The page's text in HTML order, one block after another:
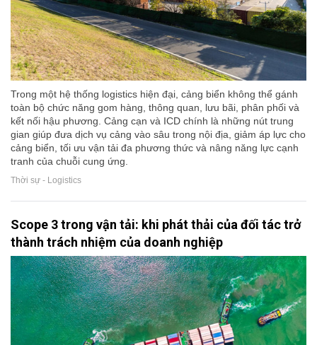
Trong một hệ thống logistics hiện đại, cảng biển không thể gánh
toàn bộ chức năng gom hàng, thông quan, lưu bãi, phân phối và
kết nối hậu phương. Cảng cạn và ICD chính là những nút trung
gian giúp đưa dịch vụ cảng vào sâu trong nội địa, giảm áp lực cho
cảng biển, tối ưu vận tải đa phương thức và nâng năng lực cạnh
tranh của chuỗi cung ứng.
Thời sự - Logistics
Scope 3 trong vận tải: khi phát thải của đối tác trở
thành trách nhiệm của doanh nghiệp